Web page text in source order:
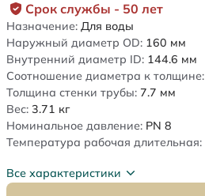
Срок службы - 50 лет
Назначение: Для воды
Наружный диаметр OD: 160 мм
Внутренний диаметр ID: 144.6 мм
Соотношение диаметра к толщине:
Толщина стенки трубы: 7.7 мм
Вес: 3.71 кг
Номинальное давление: PN 8
Температура рабочая длительная:
Все характеристики